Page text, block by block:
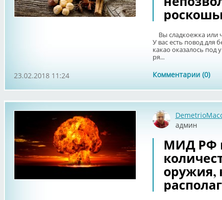
Вы сладкоежка или
У вас есть повод для
какао оказалось под
ря...
Комментарии (0)
23.02.2018 11:24
админ
МИД РФ
оружия,